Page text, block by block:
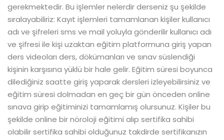
gerekmektedir. Bu işlemler nelerdir derseniz şu şekilde
sıralayabiliriz: Kayıt işlemleri tamamlanan kişiler kullanıcı
adı ve şifreleri sms ve mail yoluyla gönderilir kullanıcı adı
ve şifresi ile kişi uzaktan eğitim platformuna giriş yapan
ders videoları ders, dökümanları ve sınav süslendiği
kişinin karşısına yüklü bir hale gelir. Eğitim süresi boyunca
dilediğiniz saatte giriş yaparak dersleri izleyebilirsiniz ve
eğitim süresi dolmadan en geç bir gün önceden online
sınava girip eğitiminizi tamamlamış olursunuz. Kişiler bu
şekilde online bir nöroloji eğitimi alıp sertifika sahibi
olabilir sertifika sahibi olduğunuz takdirde sertifikanızın